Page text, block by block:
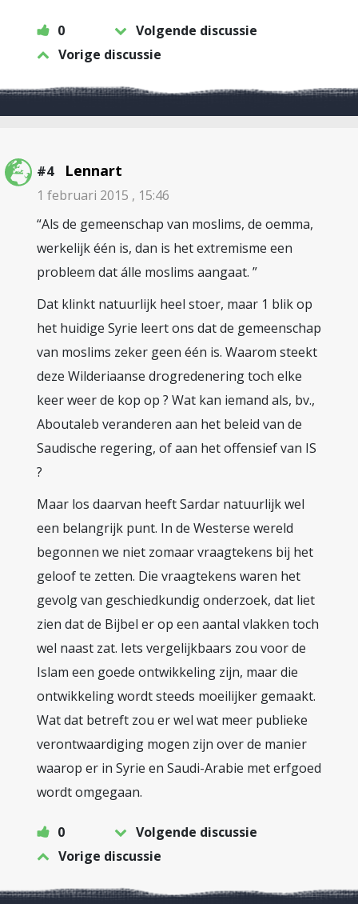
0
Volgende discussie
Vorige discussie
#4 Lennart
1 februari 2015 , 15:46
“Als de gemeenschap van moslims, de oemma,
werkelijk één is, dan is het extremisme een
probleem dat álle moslims aangaat. ”
Dat klinkt natuurlijk heel stoer, maar 1 blik op
het huidige Syrie leert ons dat de gemeenschap
van moslims zeker geen één is. Waarom steekt
deze Wilderiaanse drogredenering toch elke
keer weer de kop op ? Wat kan iemand als, bv.,
Aboutaleb veranderen aan het beleid van de
Saudische regering, of aan het offensief van IS
?
Maar los daarvan heeft Sardar natuurlijk wel
een belangrijk punt. In de Westerse wereld
begonnen we niet zomaar vraagtekens bij het
geloof te zetten. Die vraagtekens waren het
gevolg van geschiedkundig onderzoek, dat liet
zien dat de Bijbel er op een aantal vlakken toch
wel naast zat. Iets vergelijkbaars zou voor de
Islam een goede ontwikkeling zijn, maar die
ontwikkeling wordt steeds moeilijker gemaakt.
Wat dat betreft zou er wel wat meer publieke
verontwaardiging mogen zijn over de manier
waarop er in Syrie en Saudi-Arabie met erfgoed
wordt omgegaan.
0
Volgende discussie
Vorige discussie